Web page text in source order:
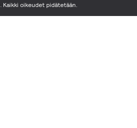
oikeudet pidätetään.